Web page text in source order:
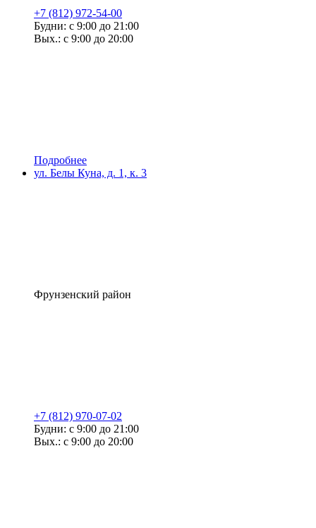
+7 (812) 972-54-00
Будни: с 9:00 до 21:00
Вых.: с 9:00 до 20:00
Подробнее
ул. Белы Куна, д. 1, к. 3
Фрунзенский район
+7 (812) 970-07-02
Будни: с 9:00 до 21:00
Вых.: с 9:00 до 20:00